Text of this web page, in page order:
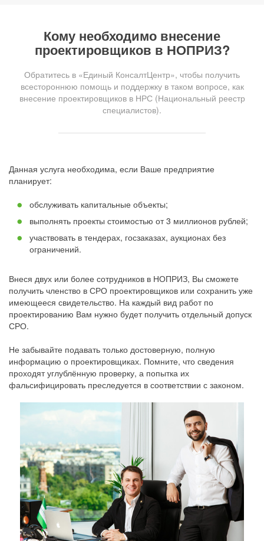
Кому необходимо внесение
проектировщиков в НОПРИЗ?
Обратитесь в «Единый КонсалтЦентр», чтобы получить
всестороннюю помощь и поддержку в таком вопросе, как
внесение проектировщиков в НРС (Национальный реестр
специалистов).
Данная услуга необходима, если Ваше предприятие
планирует:
обслуживать капитальные объекты;
выполнять проекты стоимостью от 3 миллионов рублей;
участвовать в тендерах, госзаказах, аукционах без
ограничений.
Внеся двух или более сотрудников в НОПРИЗ, Вы сможете
получить членство в СРО проектировщиков или сохранить уже
имеющееся свидетельство. На каждый вид работ по
проектированию Вам нужно будет получить отдельный допуск
СРО.
Не забывайте подавать только достоверную, полную
информацию о проектировщиках. Помните, что сведения
проходят углублённую проверку, а попытка их
фальсифицировать преследуется в соответствии с законом.